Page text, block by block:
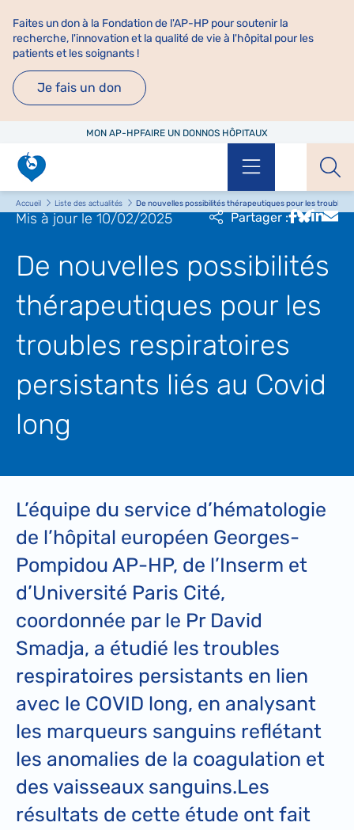
Faites un don à la Fondation de l'AP-HP pour soutenir la
recherche, l'innovation et la qualité de vie à l'hôpital pour les
patients et les soignants !
Je fais un don
MON AP-HPFAIRE UN DONNOS HÔPITAUX
Menu
Accueil Liste des actualités De nouvelles possibilités thérapeutiques pour les troubles
Mis à jour le 10/02/2025 Partager :
De nouvelles possibilités
thérapeutiques pour les
troubles respiratoires
persistants liés au Covid
long
L’équipe du service d’hématologie
de l’hôpital européen Georges-
Pompidou AP-HP, de l’Inserm et
d’Université Paris Cité,
coordonnée par le Pr David
Smadja, a étudié les troubles
respiratoires persistants en lien
avec le COVID long, en analysant
les marqueurs sanguins reflétant
les anomalies de la coagulation et
des vaisseaux sanguins.Les
résultats de cette étude ont fait